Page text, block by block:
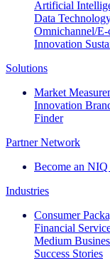
Artificial
Data
Omnichannel/E-
Innovation
Solutions
Market
Innovation
Finder
Partner Network
Become an NIQ
Industries
Consumer
Financial
Medium
Success Stories